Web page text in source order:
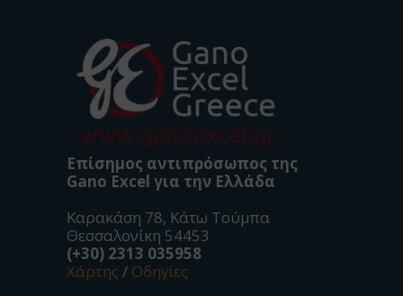
Επίσημος αντιπρόσωπος της
Gano Excel για την Ελλάδα
Καρακάση 78, Κάτω Τούμπα
Θεσσαλονίκη 54453
(+30) 2313 035958
Χάρτης / Οδηγίες